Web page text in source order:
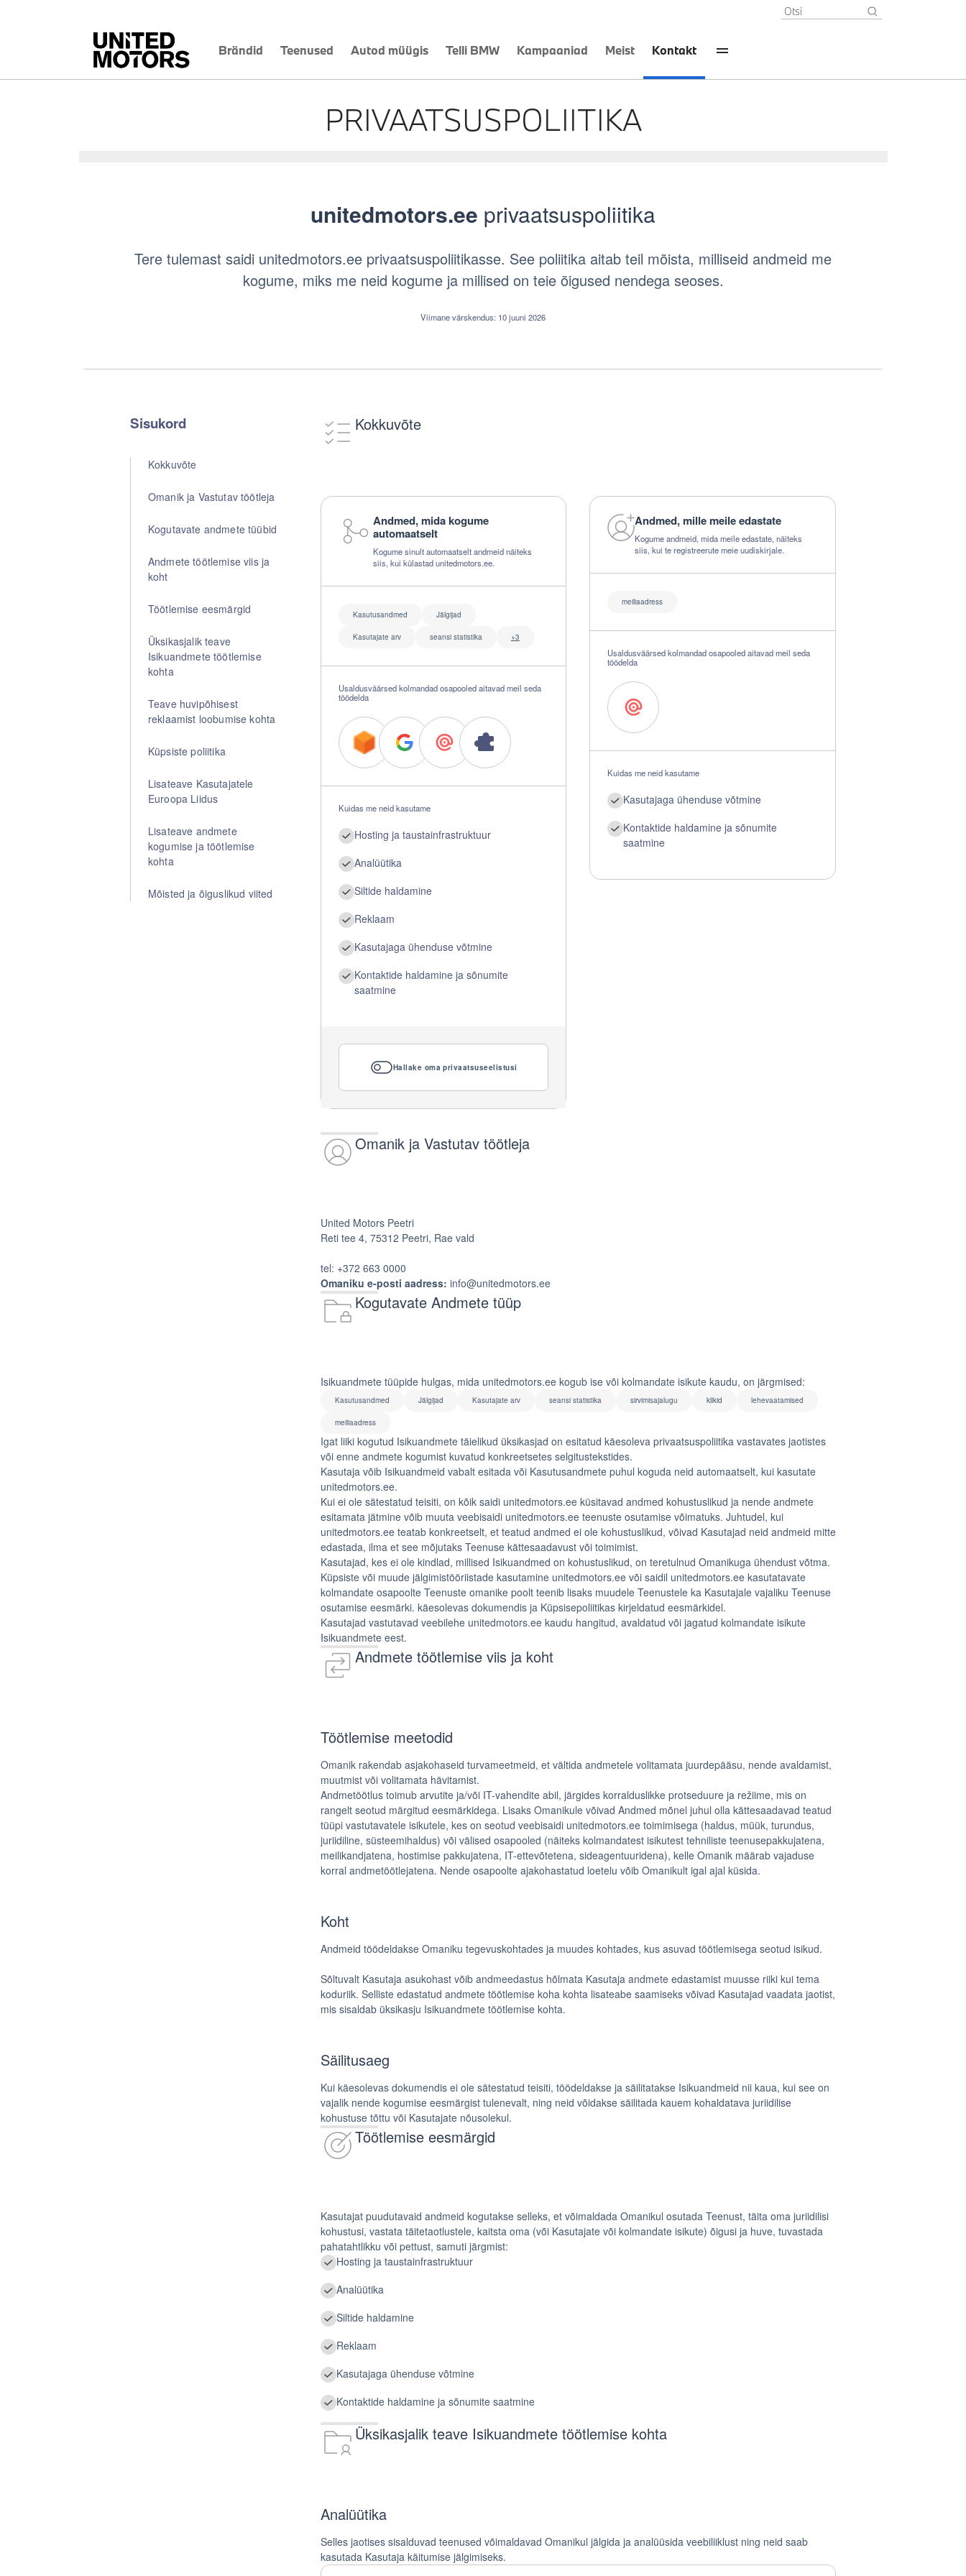
Brändid Teenused Autod müügis Telli BMW Kampaaniad Meist Kontakt
PRIVAATSUSPOLIITIKA
unitedmotors.ee privaatsuspoliitika
Tere tulemast saidi unitedmotors.ee privaatsuspoliitikasse. See poliitika aitab teil mõista, milliseid andmeid me
kogume, miks me neid kogume ja millised on teie õigused nendega seoses.
Viimane värskendus: 10 juuni 2026
Sisukord
Kokkuvõte
Omanik ja Vastutav töötleja
Kogutavate andmete tüübid
Andmete töötlemise viis ja
koht
Töötlemise eesmärgid
Üksikasjalik teave
Isikuandmete töötlemise
kohta
Teave huvipõhisest
reklaamist loobumise kohta
Küpsiste poliitika
Lisateave Kasutajatele
Euroopa Liidus
Lisateave andmete
kogumise ja töötlemise
kohta
Mõisted ja õiguslikud viited
Kokkuvõte
Andmed, mida kogume
automaatselt
Kogume sinult automaatselt andmeid näiteks
siis, kui külastad unitedmotors.ee.
Kasutusandmed Jälgijad
Kasutajate arv seansi statistika +3
Usaldusväärsed kolmandad osapooled aitavad meil seda
töödelda
Kuidas me neid kasutame
Hosting ja taustainfrastruktuur
Analüütika
Siltide haldamine
Reklaam
Kasutajaga ühenduse võtmine
Kontaktide haldamine ja sõnumite
saatmine
Hallake oma privaatsuseelistusi
Andmed, mille meile edastate
Kogume andmeid, mida meile edastate, näiteks
siis, kui te registreerute meie uudiskirjale.
meiliaadress
Usaldusväärsed kolmandad osapooled aitavad meil seda
töödelda
Kuidas me neid kasutame
Kasutajaga ühenduse võtmine
Kontaktide haldamine ja sõnumite
saatmine
Omanik ja Vastutav töötleja
United Motors Peetri
Reti tee 4, 75312 Peetri, Rae vald
tel: +372 663 0000
Omaniku e-posti aadress: info@unitedmotors.ee
Kogutavate Andmete tüüp
Isikuandmete tüüpide hulgas, mida unitedmotors.ee kogub ise või kolmandate isikute kaudu, on järgmised:
Kasutusandmed Jälgijad Kasutajate arv seansi statistika sirvimisajalugu klikid lehevaatamised
meiliaadress
Igat liiki kogutud Isikuandmete täielikud üksikasjad on esitatud käesoleva privaatsuspoliitika vastavates jaotistes
või enne andmete kogumist kuvatud konkreetsetes selgitustekstides.
Kasutaja võib Isikuandmeid vabalt esitada või Kasutusandmete puhul koguda neid automaatselt, kui kasutate
unitedmotors.ee.
Kui ei ole sätestatud teisiti, on kõik saidi unitedmotors.ee küsitavad andmed kohustuslikud ja nende andmete
esitamata jätmine võib muuta veebisaidi unitedmotors.ee teenuste osutamise võimatuks. Juhtudel, kui
unitedmotors.ee teatab konkreetselt, et teatud andmed ei ole kohustuslikud, võivad Kasutajad neid andmeid mitte
edastada, ilma et see mõjutaks Teenuse kättesaadavust või toimimist.
Kasutajad, kes ei ole kindlad, millised Isikuandmed on kohustuslikud, on teretulnud Omanikuga ühendust võtma.
Küpsiste või muude jälgimistööriistade kasutamine unitedmotors.ee või saidil unitedmotors.ee kasutatavate
kolmandate osapoolte Teenuste omanike poolt teenib lisaks muudele Teenustele ka Kasutajale vajaliku Teenuse
osutamise eesmärki. käesolevas dokumendis ja Küpsisepoliitikas kirjeldatud eesmärkidel.
Kasutajad vastutavad veebilehe unitedmotors.ee kaudu hangitud, avaldatud või jagatud kolmandate isikute
Isikuandmete eest.
Andmete töötlemise viis ja koht
Töötlemise meetodid
Omanik rakendab asjakohaseid turvameetmeid, et vältida andmetele volitamata juurdepääsu, nende avaldamist,
muutmist või volitamata hävitamist.
Andmetöötlus toimub arvutite ja/või IT-vahendite abil, järgides korralduslikke protseduure ja režiime, mis on
rangelt seotud märgitud eesmärkidega. Lisaks Omanikule võivad Andmed mõnel juhul olla kättesaadavad teatud
tüüpi vastutavatele isikutele, kes on seotud veebisaidi unitedmotors.ee toimimisega (haldus, müük, turundus,
juriidiline, süsteemihaldus) või välised osapooled (näiteks kolmandatest isikutest tehniliste teenusepakkujatena,
meilikandjatena, hostimise pakkujatena, IT-ettevõtetena, sideagentuuridena), kelle Omanik määrab vajaduse
korral andmetöötlejatena. Nende osapoolte ajakohastatud loetelu võib Omanikult igal ajal küsida.
Koht
Andmeid töödeldakse Omaniku tegevuskohtades ja muudes kohtades, kus asuvad töötlemisega seotud isikud.
Sõltuvalt Kasutaja asukohast võib andmeedastus hõlmata Kasutaja andmete edastamist muusse riiki kui tema
koduriik. Selliste edastatud andmete töötlemise koha kohta lisateabe saamiseks võivad Kasutajad vaadata jaotist,
mis sisaldab üksikasju Isikuandmete töötlemise kohta.
Säilitusaeg
Kui käesolevas dokumendis ei ole sätestatud teisiti, töödeldakse ja säilitatakse Isikuandmeid nii kaua, kui see on
vajalik nende kogumise eesmärgist tulenevalt, ning neid võidakse säilitada kauem kohaldatava juriidilise
kohustuse tõttu või Kasutajate nõusolekul.
Töötlemise eesmärgid
Kasutajat puudutavaid andmeid kogutakse selleks, et võimaldada Omanikul osutada Teenust, täita oma juriidilisi
kohustusi, vastata täitetaotlustele, kaitsta oma (või Kasutajate või kolmandate isikute) õigusi ja huve, tuvastada
pahatahtlikku või pettust, samuti järgmist:
Hosting ja taustainfrastruktuur
Analüütika
Siltide haldamine
Reklaam
Kasutajaga ühenduse võtmine
Kontaktide haldamine ja sõnumite saatmine
Üksikasjalik teave Isikuandmete töötlemise kohta
Analüütika
Selles jaotises sisalduvad teenused võimaldavad Omanikul jälgida ja analüüsida veebiliiklust ning neid saab
kasutada Kasutaja käitumise jälgimiseks.